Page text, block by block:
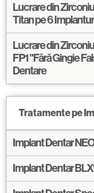
Lucrare din
Titan pe 6
Lucrare din
FP1 "Fără Gingie
Dentare
Tratamente pe
Implant Dentar
Implant Dentar